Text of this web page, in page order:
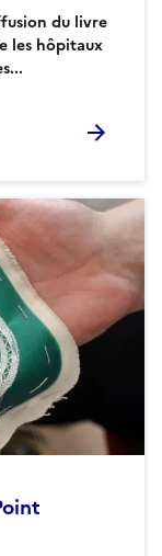
du livre
les hôpitaux